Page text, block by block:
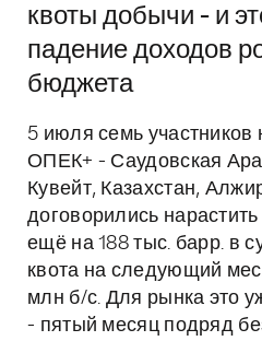
квоты добычи - и
падение доходов
бюджета
5 июля семь участников
ОПЕК+ - Саудовская
Кувейт, Казахстан,
договорились
ещё на 188 тыс. барр. в
квота на следующий
млн б/с. Для рынка это
- пятый месяц подряд